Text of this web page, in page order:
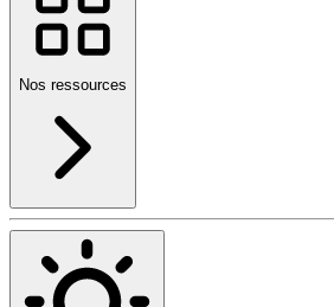
Nos ressources